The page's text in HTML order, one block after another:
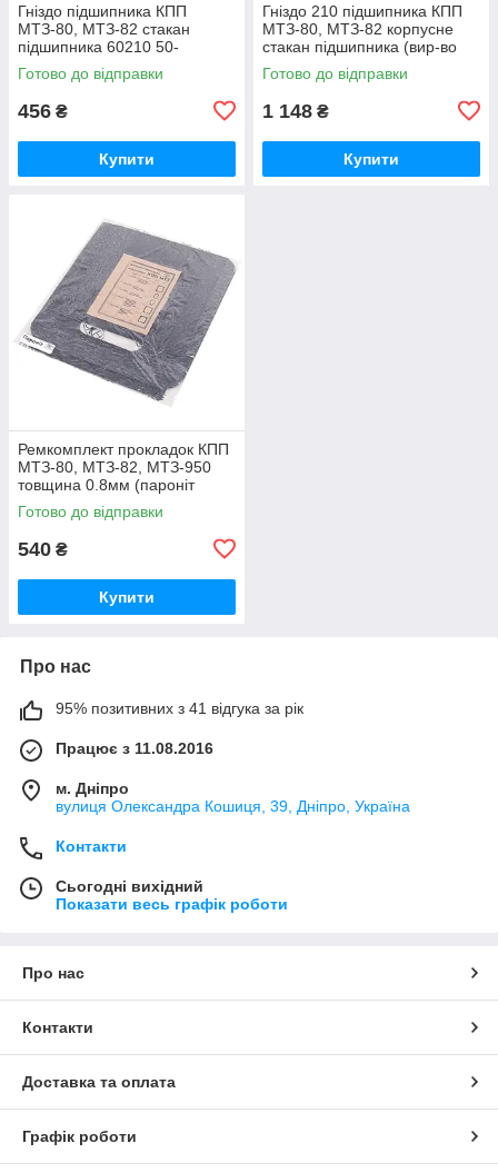
Гніздо підшипника КПП
МТЗ-80, МТЗ-82 стакан
підшипника 60210 50-
1701184 / 50-1701184-А
Готово до відправки
456 ₴
Купити
Гніздо 210 підшипника КПП
МТЗ-80, МТЗ-82 корпусне
стакан підшипника (вир-во
Білорусь) 50-1701184 / 50-
1701184-А
Готово до відправки
1 148 ₴
Купити
Ремкомплект прокладок КПП
МТЗ-80, МТЗ-82, МТЗ-950
товщина 0.8мм (пароніт
Україна) Р/к коробки передач
МТЗ
Готово до відправки
540 ₴
Купити
Про нас
95% позитивних з 41 відгука за рік
Працює з 11.08.2016
м. Дніпро
вулиця Олександра Кошиця, 39, Дніпро, Україна
Контакти
Сьогодні вихідний
Показати весь графік роботи
Про нас
Контакти
Доставка та оплата
Графік роботи